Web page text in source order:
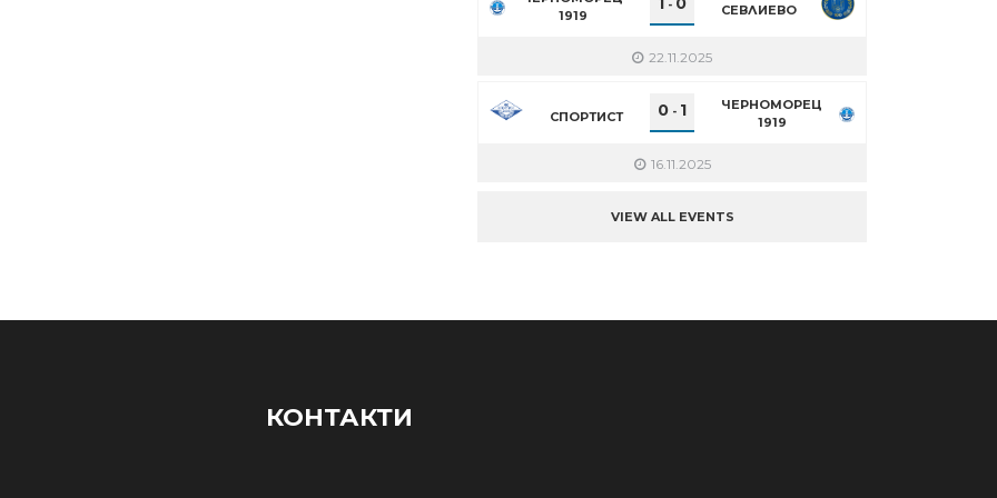
1919
- СЕВЛИЕВО
22.11.2025
СПОРТИСТ 0 - 1
ЧЕРНОМОРЕЦ
1919
16.11.2025
VIEW ALL EVENTS
КОНТАКТИ